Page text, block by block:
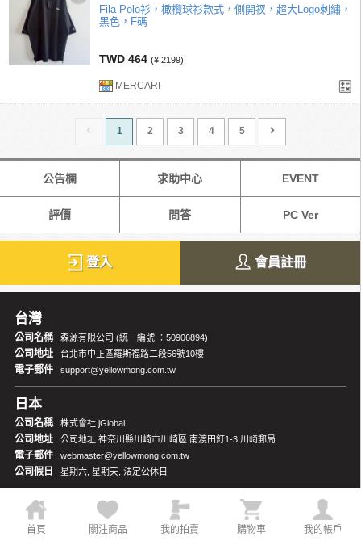
首頁 關注商品 我的拍賣 購物車 我的帳戶
Fila Polo衫，橄欖球衫款式，側開衩，超大Logo刺繡，
黑色，F碼
TWD 464 (¥ 2199)
MERCARI
1 2 3 4 5
公告欄 求助中心 EVENT
評價 問答 PC Ver
登入 會員註冊
台灣
公司名稱 森源有限公司 (統一編號 ：50906894)
公司地址 台北市中正區羅斯福路二段56號10樓
電子郵件 support@yellowmong.com.tw
日本
公司名稱 株式會社 jGlobal
公司地址 公司地址 神奈川縣川崎市川崎區 南渡田釘1-3 川崎郵局
電子郵件 webmaster@yellowmong.com.tw
公司假日 星期六, 星期天, 法定公休日